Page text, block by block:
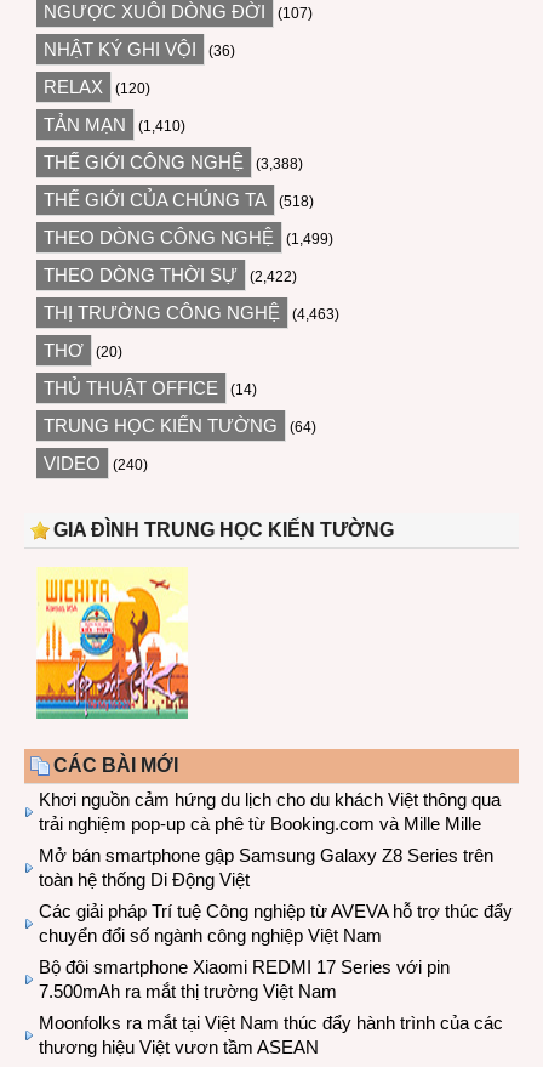
NGƯỢC XUÔI DÒNG ĐỜI (107)
NHẬT KÝ GHI VỘI (36)
RELAX (120)
TẢN MẠN (1,410)
THẾ GIỚI CÔNG NGHỆ (3,388)
THẾ GIỚI CỦA CHÚNG TA (518)
THEO DÒNG CÔNG NGHỆ (1,499)
THEO DÒNG THỜI SỰ (2,422)
THỊ TRƯỜNG CÔNG NGHỆ (4,463)
THƠ (20)
THỦ THUẬT OFFICE (14)
TRUNG HỌC KIẾN TƯỜNG (64)
VIDEO (240)
GIA ĐÌNH TRUNG HỌC KIẾN TƯỜNG
CÁC BÀI MỚI
Khơi nguồn cảm hứng du lịch cho du khách Việt thông qua
trải nghiệm pop-up cà phê từ Booking.com và Mille Mille
Mở bán smartphone gập Samsung Galaxy Z8 Series trên
toàn hệ thống Di Động Việt
Các giải pháp Trí tuệ Công nghiệp từ AVEVA hỗ trợ thúc đẩy
chuyển đổi số ngành công nghiệp Việt Nam
Bộ đôi smartphone Xiaomi REDMI 17 Series với pin
7.500mAh ra mắt thị trường Việt Nam
Moonfolks ra mắt tại Việt Nam thúc đẩy hành trình của các
thương hiệu Việt vươn tầm ASEAN